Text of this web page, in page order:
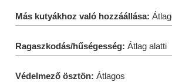
Más kutyákhoz való hozzáállása:
Ragaszkodás/hűségesség: Átlag alatti
Védelmező ösztön: Átlagos